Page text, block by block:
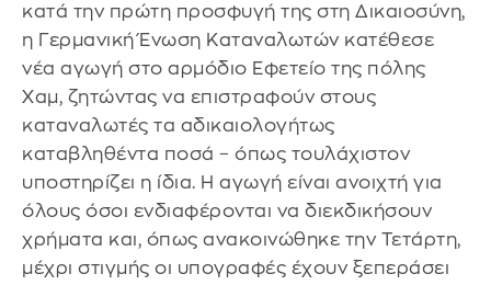
κατά την πρώτη προσφυγή της στη Δικαιοσύνη,
η Γερμανική Ένωση Καταναλωτών κατέθεσε
νέα αγωγή στο αρμόδιο Εφετείο της πόλης
Χαμ, ζητώντας να επιστραφούν στους
καταναλωτές τα αδικαιολογήτως
καταβληθέντα ποσά – όπως τουλάχιστον
υποστηρίζει η ίδια. Η αγωγή είναι ανοιχτή για
όλους όσοι ενδιαφέρονται να διεκδικήσουν
χρήματα και, όπως ανακοινώθηκε την Τετάρτη,
μέχρι στιγμής οι υπογραφές έχουν ξεπεράσει